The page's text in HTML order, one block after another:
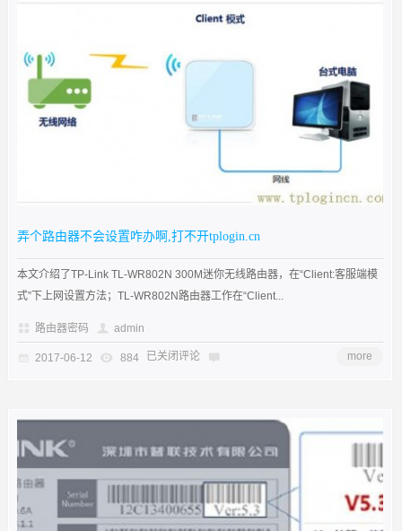
弄个路由器不会设置咋办啊,打不开tplogin.cn
本文介绍了TP-Link TL-WR802N 300M迷你无线路由器，在“Client:客服端模
式”下上网设置方法；TL-WR802N路由器工作在“Client...
路由器密码 admin
2017-06-12 884 已关闭评论 more